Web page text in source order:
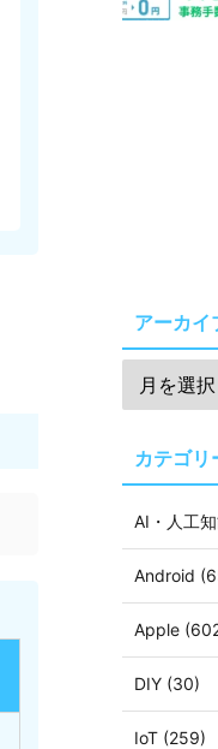
アーカイ
カテゴリ
AI・人工
Android
Apple
DIY (30)
IoT (259)